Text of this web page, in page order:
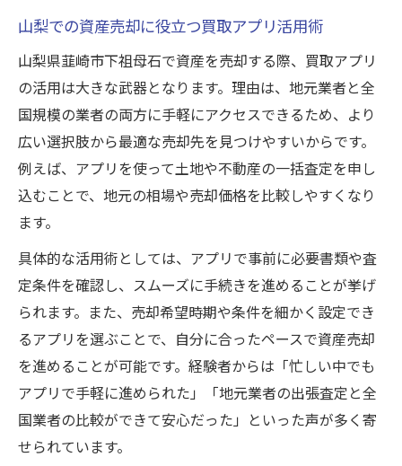
山梨での資産売却に役立つ買取アプリ活用術
山梨県韮崎市下祖母石で資産を売却する際、買取アプリ
の活用は大きな武器となります。理由は、地元業者と全
国規模の業者の両方に手軽にアクセスできるため、より
広い選択肢から最適な売却先を見つけやすいからです。
例えば、アプリを使って土地や不動産の一括査定を申し
込むことで、地元の相場や売却価格を比較しやすくなり
ます。
具体的な活用術としては、アプリで事前に必要書類や査
定条件を確認し、スムーズに手続きを進めることが挙げ
られます。また、売却希望時期や条件を細かく設定でき
るアプリを選ぶことで、自分に合ったペースで資産売却
を進めることが可能です。経験者からは「忙しい中でも
アプリで手軽に進められた」「地元業者の出張査定と全
国業者の比較ができて安心だった」といった声が多く寄
せられています。